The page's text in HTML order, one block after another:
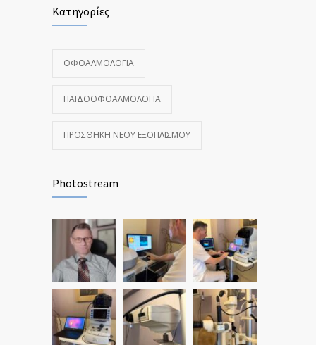
Κατηγορίες
ΟΦΘΑΛΜΟΛΟΓΊΑ
ΠΑΙΔΟΟΦΘΑΛΜΟΛΟΓΊΑ
ΠΡΟΣΘΉΚΗ ΝΈΟΥ ΕΞΟΠΛΙΣΜΟΎ
Photostream